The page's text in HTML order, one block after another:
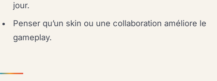
jour.
Penser qu’un skin ou une collaboration améliore le
gameplay.